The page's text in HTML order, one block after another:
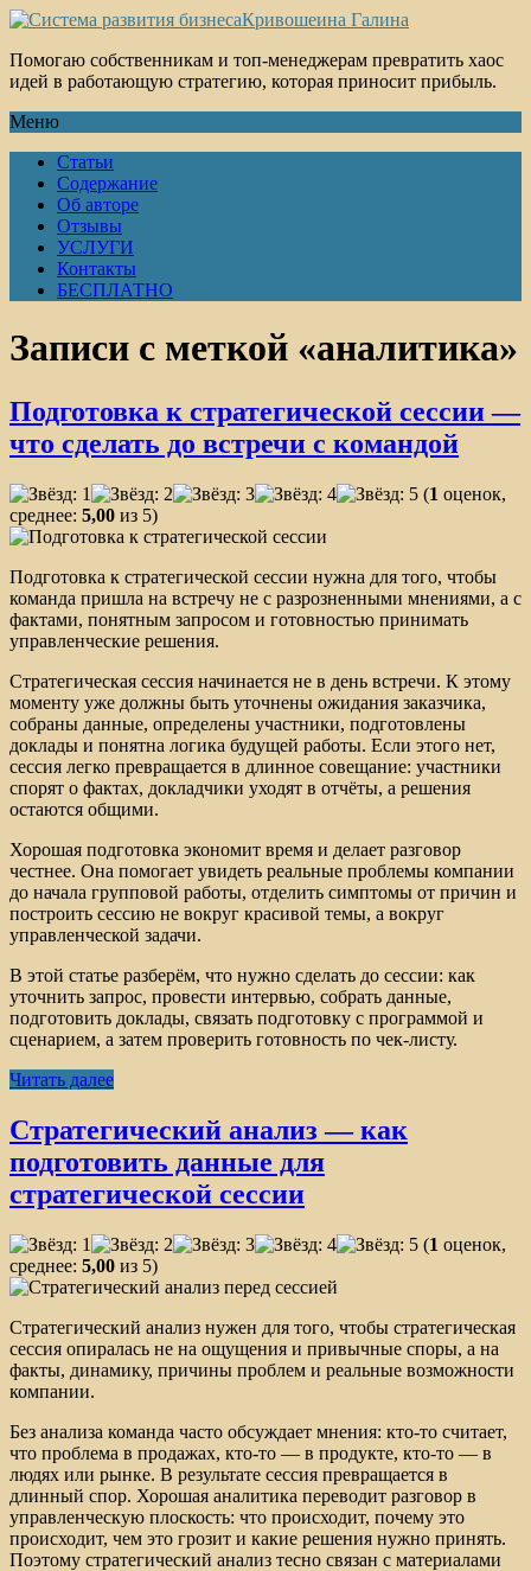
Кривошеина Галина
Помогаю собственникам и топ-менеджерам превратить хаос
идей в работающую стратегию, которая приносит прибыль.
Меню
Статьи
Содержание
Об авторе
Отзывы
УСЛУГИ
Контакты
БЕСПЛАТНО
Записи с меткой «аналитика»
Подготовка к стратегической сессии —
что сделать до встречи с командой
(1 оценок,
среднее: 5,00 из 5)
Подготовка к стратегической сессии нужна для того, чтобы
команда пришла на встречу не с разрозненными мнениями, а с
фактами, понятным запросом и готовностью принимать
управленческие решения.
Стратегическая сессия начинается не в день встречи. К этому
моменту уже должны быть уточнены ожидания заказчика,
собраны данные, определены участники, подготовлены
доклады и понятна логика будущей работы. Если этого нет,
сессия легко превращается в длинное совещание: участники
спорят о фактах, докладчики уходят в отчёты, а решения
остаются общими.
Хорошая подготовка экономит время и делает разговор
честнее. Она помогает увидеть реальные проблемы компании
до начала групповой работы, отделить симптомы от причин и
построить сессию не вокруг красивой темы, а вокруг
управленческой задачи.
В этой статье разберём, что нужно сделать до сессии: как
уточнить запрос, провести интервью, собрать данные,
подготовить доклады, связать подготовку с программой и
сценарием, а затем проверить готовность по чек-листу.
Читать далее
Стратегический анализ — как
подготовить данные для
стратегической сессии
(1 оценок,
среднее: 5,00 из 5)
Стратегический анализ нужен для того, чтобы стратегическая
сессия опиралась не на ощущения и привычные споры, а на
факты, динамику, причины проблем и реальные возможности
компании.
Без анализа команда часто обсуждает мнения: кто-то считает,
что проблема в продажах, кто-то — в продукте, кто-то — в
людях или рынке. В результате сессия превращается в
длинный спор. Хорошая аналитика переводит разговор в
управленческую плоскость: что происходит, почему это
происходит, чем это грозит и какие решения нужно принять.
Поэтому стратегический анализ тесно связан с материалами